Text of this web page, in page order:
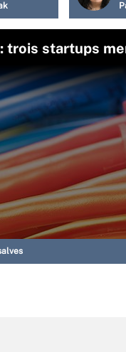
trois startups